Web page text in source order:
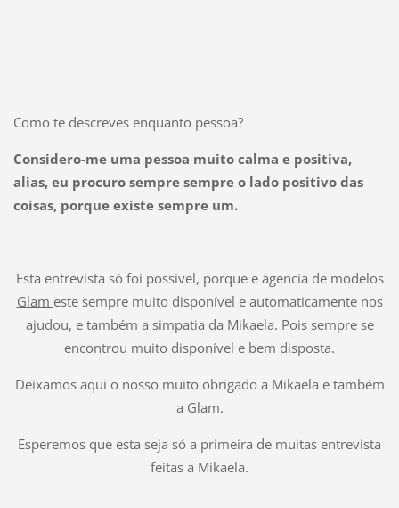
Como te descreves enquanto pessoa?
Considero-me uma pessoa muito calma e positiva,
alias, eu procuro sempre sempre o lado positivo das
coisas, porque existe sempre um.
Esta entrevista só foi possível, porque e agencia de modelos
Glam este sempre muito disponível e automaticamente nos
ajudou, e também a simpatia da Mikaela. Pois sempre se
encontrou muito disponível e bem disposta.
Deixamos aqui o nosso muito obrigado a Mikaela e também
a Glam.
Esperemos que esta seja só a primeira de muitas entrevista
feitas a Mikaela.